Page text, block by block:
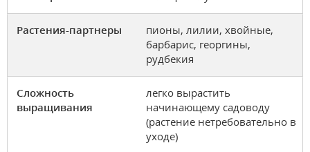
Растения-партнеры
пионы, лилии, хвойные,
барбарис, георгины,
рудбекия
Сложность
выращивания
легко вырастить
начинающему садоводу
(растение нетребовательно в
уходе)